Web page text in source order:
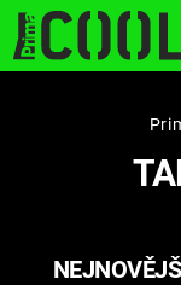
STARHOUSE
PLNEJ